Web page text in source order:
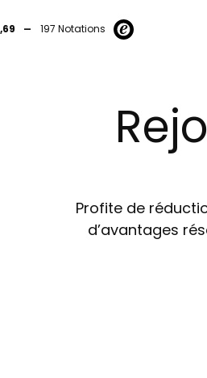
- 197 Notations
Profite de
d’avantages